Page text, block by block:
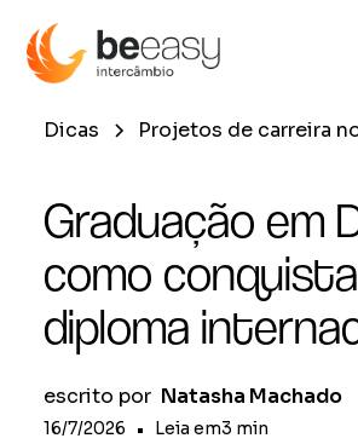
Dicas Projetos de carreira
Graduação em
como
diploma
escrito por Natasha Machado
16/7/2026 • Leia em3 min